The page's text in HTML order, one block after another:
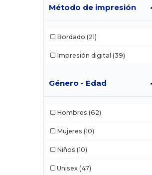
Método de impresión
Bordado (21)
Impresión digital (39)
Género - Edad
Hombres (62)
Mujeres (10)
Niños (10)
Unisex (47)